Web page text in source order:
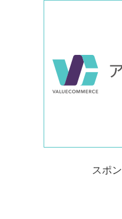
スポ